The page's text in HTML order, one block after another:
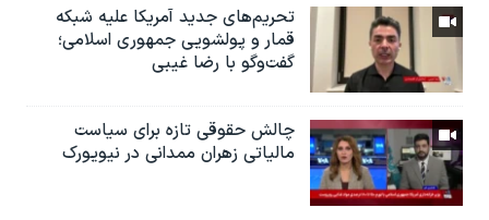
تحریم‌های جدید آمریکا علیه شبکه
قمار و پولشویی جمهوری اسلامی؛
گفت‌وگو با رضا غیبی
چالش حقوقی تازه برای سیاست
مالیاتی زهران ممدانی در نیویورک